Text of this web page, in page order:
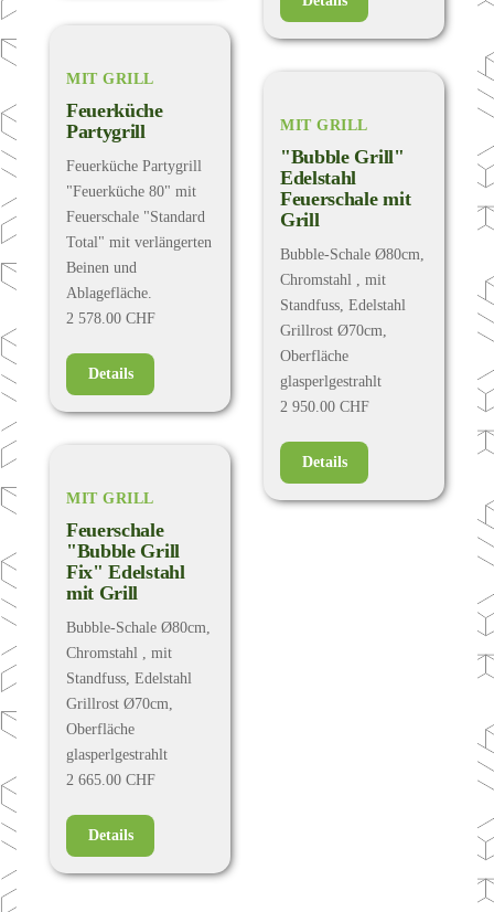
MIT GRILL
Feuerküche
Partygrill
Feuerküche Partygrill
"Feuerküche 80" mit
Feuerschale "Standard
Total" mit verlängerten
Beinen und
Ablagefläche.
2 578.00 CHF
Details
MIT GRILL
"Bubble Grill"
Edelstahl
Feuerschale mit
Grill
Bubble-Schale Ø80cm,
Chromstahl , mit
Standfuss, Edelstahl
Grillrost Ø70cm,
Oberfläche
glasperlgestrahlt
2 950.00 CHF
Details
MIT GRILL
Feuerschale
"Bubble Grill
Fix" Edelstahl
mit Grill
Bubble-Schale Ø80cm,
Chromstahl , mit
Standfuss, Edelstahl
Grillrost Ø70cm,
Oberfläche
glasperlgestrahlt
2 665.00 CHF
Details